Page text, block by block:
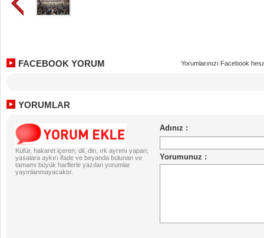
FACEBOOK YORUM Yorumlarınızı Facebook
YORUMLAR
Küfür, hakaret içeren; dil, din, ırk ayrımı yapan;
yasalara aykırı ifade ve beyanda bulunan ve
tamamı büyük harflerle yazılan yorumlar
yayınlanmayacaktır.